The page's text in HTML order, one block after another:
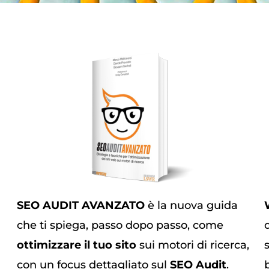
SEO AUDIT AVANZATOè la nuova guida
che ti spiega, passo dopo passo, come
ottimizzare il tuo sitosui motori di ricerca,
con un focus dettagliato sul SEO Audit.